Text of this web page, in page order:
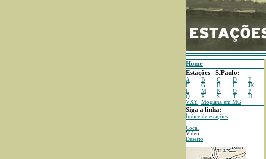
Home
Estações - S.Paulo:
A B C D
E
F
G H I
JK
L
M N O
P
Q
R S T
U
VXY
Mogiana em MG
Siga a linha:
Índice de estações
Cocal
Videu
Deserto